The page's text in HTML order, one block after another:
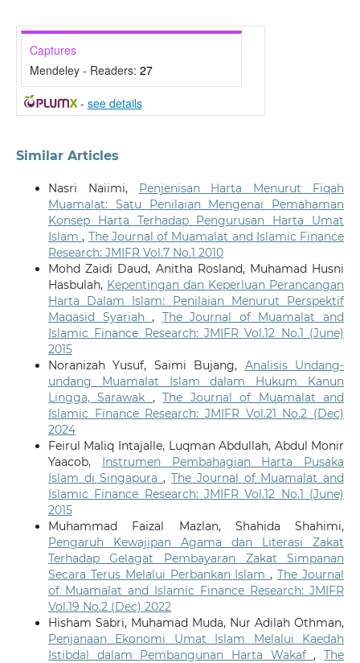
Captures
Mendeley - Readers: 27
- see details
Similar Articles
Nasri Naiimi, Penjenisan Harta Menurut Fiqah
Muamalat: Satu Penilaian Mengenai Pemahaman
Konsep Harta Terhadap Pengurusan Harta Umat
Islam, The Journal of Muamalat and Islamic Finance
Research: JMIFR Vol.7 No.1 2010
Mohd Zaidi Daud, Anitha Rosland, Muhamad Husni
Hasbulah, Kepentingan dan Keperluan Perancangan
Harta Dalam Islam: Penilaian Menurut Perspektif
Maqasid Syariah, The Journal of Muamalat and
Islamic Finance Research: JMIFR Vol.12 No.1 (June)
2015
Noranizah Yusuf, Saimi Bujang, Analisis Undang-
undang Muamalat Islam dalam Hukum Kanun
Lingga, Sarawak ,The Journal of Muamalat and
Islamic Finance Research: JMIFR Vol.21 No.2 (Dec)
2024
Feirul Maliq Intajalle, Luqman Abdullah, Abdul Monir
Yaacob, Instrumen Pembahagian Harta Pusaka
Islam di Singapura,The Journal of Muamalat and
Islamic Finance Research: JMIFR Vol.12 No.1 (June)
2015
Muhammad Faizal Mazlan, Shahida Shahimi,
Pengaruh Kewajipan Agama dan Literasi Zakat
Terhadap Gelagat Pembayaran Zakat Simpanan
Secara Terus Melalui Perbankan Islam,The Journal
of Muamalat and Islamic Finance Research: JMIFR
Vol.19 No.2 (Dec) 2022
Hisham Sabri, Muhamad Muda, Nur Adilah Othman,
Penjanaan Ekonomi Umat Islam Melalui Kaedah
Istibdal dalam Pembangunan Harta Wakaf,The